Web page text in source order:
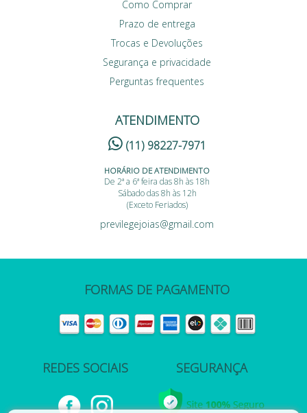
Como Comprar
Prazo de entrega
Trocas e Devoluções
Segurança e privacidade
Perguntas frequentes
ATENDIMENTO
(11) 98227-7971
HORÁRIO DE ATENDIMENTO
De 2ª a 6ª feira das 8h às 18h
Sábado das 8h às 12h
(Exceto Feriados)
previlegejoias@gmail.com
FORMAS DE PAGAMENTO
REDES SOCIAIS SEGURANÇA